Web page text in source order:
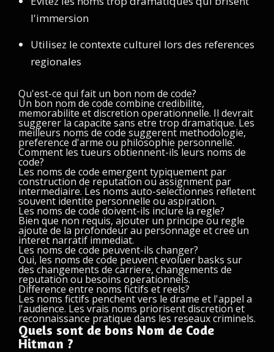
l'immersion
Utilisez le contexte culturel lors des references
regionales
Qu'est-ce qui fait un bon nom de code?
Un bon nom de code combine credibilite,
memorabilite et discretion operationnelle. Il devrait
suggerer la capacite sans etre trop dramatique. Les
meilleurs noms de code suggerent methodologie,
preference d'arme ou philosophie personnelle.
Comment les tueurs obtiennent-ils leurs noms de
code?
Les noms de code emergent typiquement par
construction de reputation ou assignment par
intermediaire. Les noms auto-selectionnes refletent
souvent identite personnelle ou aspiration.
Les noms de code doivent-ils inclure la regle?
Bien que non requis, ajouter un principe ou regle
ajoute de la profondeur au personnage et cree un
interet narratif immediat.
Les noms de code peuvent-ils changer?
Oui, les noms de code peuvent evoluer basks sur
des changements de carriere, changements de
reputation ou besoins operationnels.
Difference entre noms fictifs et reels?
Les noms fictifs penchent vers le drame et l'appel a
l'audience. Les vrais noms priorisent discretion et
reconnaissance pratique dans les reseaux criminels.
Quels sont de bons Nom de Code
Hitman ?